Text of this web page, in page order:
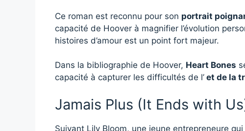
Ce roman est reconnu pour son portrait
capacité de Hoover à magnifier l’évolution
histoires d’amour est un point fort majeur.
Dans la bibliographie de Hoover, Heart Bones
capacité à capturer les difficultés de l’ et de la
Jamais Plus (It Ends with
Suivant Lily Bloom, une jeune entrepreneure